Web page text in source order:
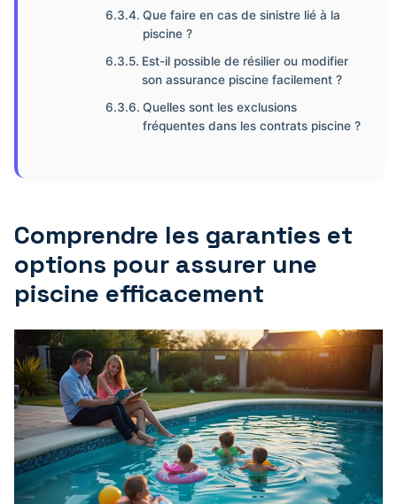
Que faire en cas de sinistre lié à la
piscine ?
Est-il possible de résilier ou modifier
son assurance piscine facilement ?
Quelles sont les exclusions
fréquentes dans les contrats piscine ?
Comprendre les garanties et
options pour assurer une
piscine efficacement